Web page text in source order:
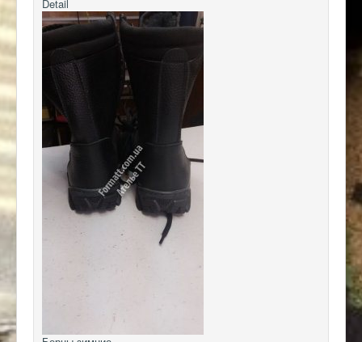
Detail